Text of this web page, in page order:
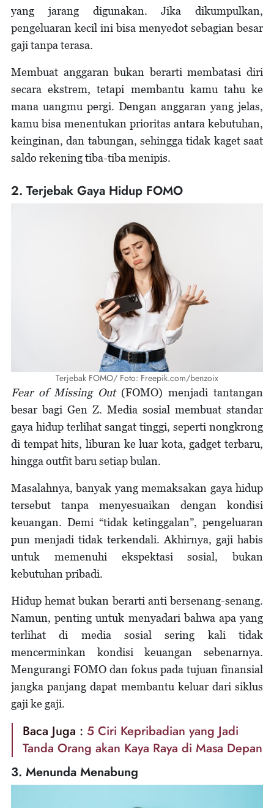
yang jarang digunakan. Jika dikumpulkan,
pengeluaran kecil ini bisa menyedot sebagian besar
gaji tanpa terasa.
Membuat anggaran bukan berarti membatasi diri
secara ekstrem, tetapi membantu kamu tahu ke
mana uangmu pergi. Dengan anggaran yang jelas,
kamu bisa menentukan prioritas antara kebutuhan,
keinginan, dan tabungan, sehingga tidak kaget saat
saldo rekening tiba-tiba menipis.
2. Terjebak Gaya Hidup FOMO
Terjebak FOMO/ Foto: Freepik.com/benzoix
Fear of Missing Out(FOMO) menjadi tantangan
besar bagi Gen Z. Media sosial membuat standar
gaya hidup terlihat sangat tinggi, seperti nongkrong
di tempat hits, liburan ke luar kota, gadget terbaru,
hingga outfit baru setiap bulan.
Masalahnya, banyak yang memaksakan gaya hidup
tersebut tanpa menyesuaikan dengan kondisi
keuangan. Demi “tidak ketinggalan”, pengeluaran
pun menjadi tidak terkendali. Akhirnya, gaji habis
untuk memenuhi ekspektasi sosial, bukan
kebutuhan pribadi.
Hidup hemat bukan berarti anti bersenang-senang.
Namun, penting untuk menyadari bahwa apa yang
terlihat di media sosial sering kali tidak
mencerminkan kondisi keuangan sebenarnya.
Mengurangi FOMO dan fokus pada tujuan finansial
jangka panjang dapat membantu keluar dari siklus
gaji ke gaji.
Baca Juga : 5 Ciri Kepribadian yang Jadi
Tanda Orang akan Kaya Raya di Masa Depan
3. Menunda Menabung